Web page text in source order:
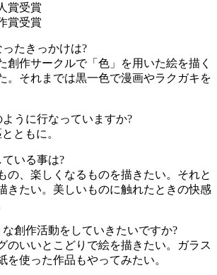
賞受賞
賞受賞
たきっかけは?
創作サークルで「色」を用いた絵を描く
。それまでは黒一色で漫画やラクガキを
うに行なっていますか?
ともに。
いる事は?
の、楽しくなるものを描きたい。それと
きたい。美しいものに触れたときの快感
創作活動をしていきたいですか?
のいいとこどりで絵を描きたい。ガラス
を使った作品もやってみたい。